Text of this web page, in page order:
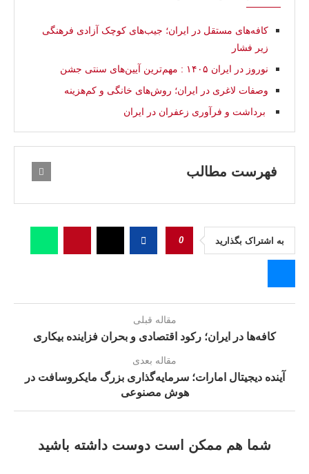
کافه‌های مستقل در ایران؛ جیب‌های کوچک آزادی فرهنگی
زیر فشار
نوروز در ایران ۱۴۰۵ : مهم‌ترین آیین‌های سنتی جشن
وصفات لاغری در ایران؛ روش‌های خانگی و کم‌هزینه
برداشت و فرآوری زعفران در ایران
فهرست مطالب
به اشتراک بگذارید 0
مقاله قبلی
کافه‌ها در ایران؛ رکود اقتصادی و بحران فزاینده بیکاری
مقاله بعدی
آینده دیجیتال امارات؛ سرمایه‌گذاری بزرگ مایکروسافت در
هوش مصنوعی
شما هم ممکن است دوست داشته باشید